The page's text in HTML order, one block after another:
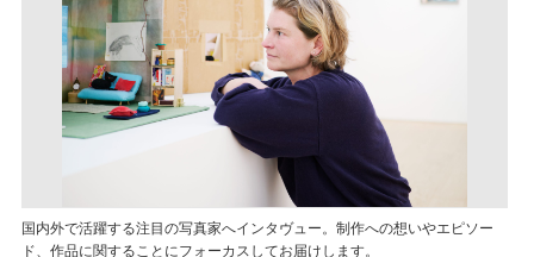
国内外で活躍する注目の写真家へインタヴュー。制作への想いやエピソー
ド、作品に関することにフォーカスしてお届けします。